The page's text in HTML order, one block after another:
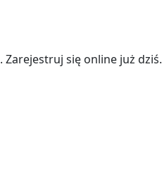
Zarejestruj się online już dziś.